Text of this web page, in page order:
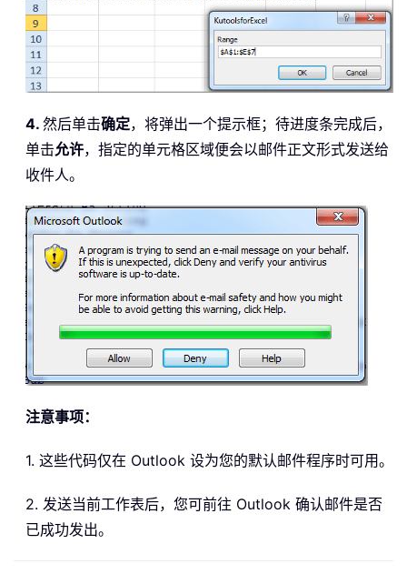
4. 然后单击确定，将弹出一个提示框；待进度条完成后，
单击允许，指定的单元格区域便会以邮件正文形式发送给
收件人。
注意事项：
1. 这些代码仅在 Outlook 设为您的默认邮件程序时可用。
2. 发送当前工作表后，您可前往 Outlook 确认邮件是否
已成功发出。